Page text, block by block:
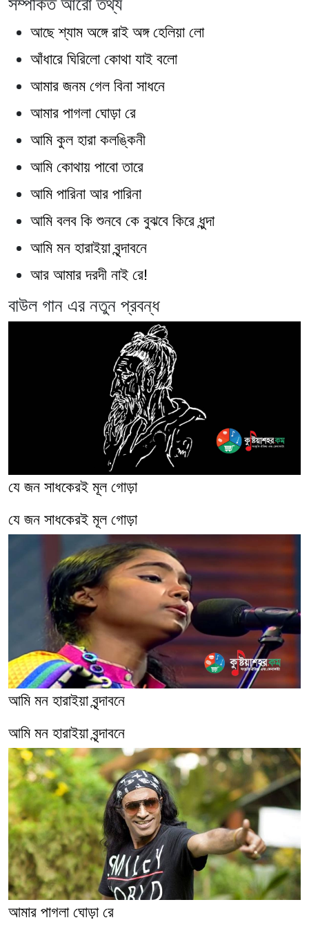
সম্পর্কিত আরো তথ্য
আছে শ্যাম অঙ্গে রাই অঙ্গ হেলিয়া লো
আঁধারে ঘিরিলো কোথা যাই বলো
আমার জনম গেল বিনা সাধনে
আমার পাগলা ঘোড়া রে
আমি কুল হারা কলঙ্কিনী
আমি কোথায় পাবো তারে
আমি পারিনা আর পারিনা
আমি বলব কি শুনবে কে বুঝবে কিরে ধুন্দা
আমি মন হারাইয়া বৃন্দাবনে
আর আমার দরদী নাই রে!
বাউল গান এর নতুন প্রবন্ধ
যে জন সাধকেরই মূল গোড়া
যে জন সাধকেরই মূল গোড়া
আমি মন হারাইয়া বৃন্দাবনে
আমি মন হারাইয়া বৃন্দাবনে
আমার পাগলা ঘোড়া রে